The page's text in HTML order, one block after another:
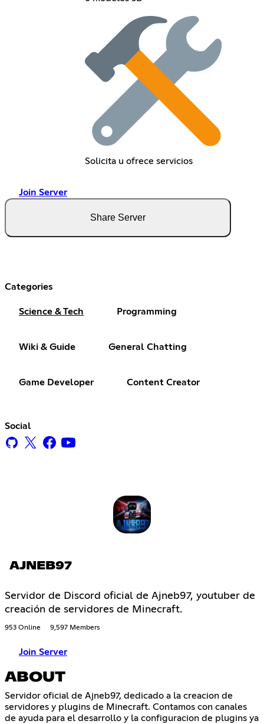
Solicita u ofrece servicios
Join Server
Share Server
Categories
Science & Tech Programming
Wiki & Guide General Chatting
Game Developer Content Creator
Social
AJNEB97
Servidor de Discord oficial de Ajneb97, youtuber de
creación de servidores de Minecraft.
953 Online 9,597 Members
Join Server
ABOUT
Servidor oficial de Ajneb97, dedicado a la creacion de
servidores y plugins de Minecraft. Contamos con canales
de ayuda para el desarrollo y la configuracion de plugins ya